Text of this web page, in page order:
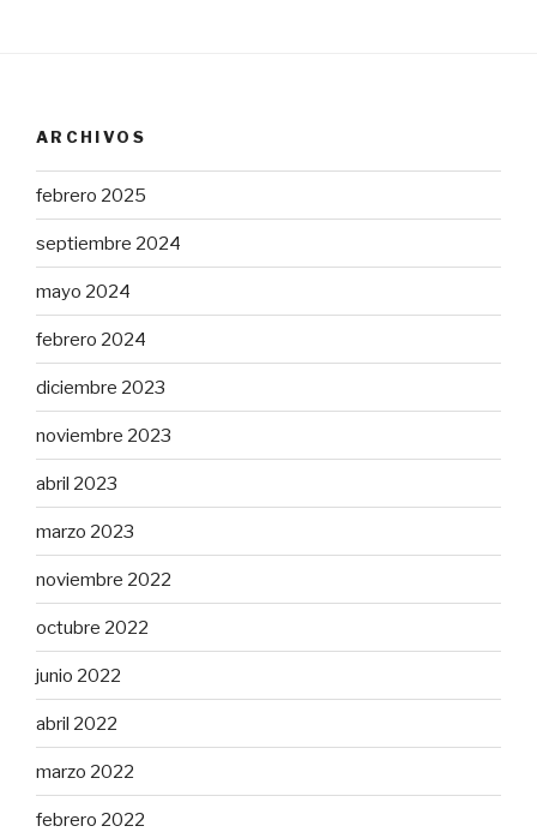
ARCHIVOS
febrero 2025
septiembre 2024
mayo 2024
febrero 2024
diciembre 2023
noviembre 2023
abril 2023
marzo 2023
noviembre 2022
octubre 2022
junio 2022
abril 2022
marzo 2022
febrero 2022